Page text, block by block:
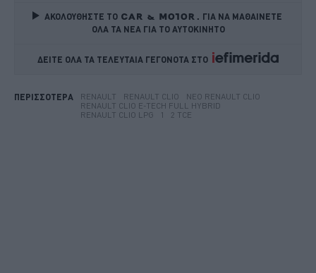
ΑΚΟΛΟΥΘΗΣΤΕ ΤΟ
ΓΙΑ ΝΑ ΜΑΘΑΙΝΕΤΕ
ΟΛΑ ΤΑ ΝΕΑ ΓΙΑ ΤΟ ΑΥΤΟΚΙΝΗΤΟ
ΔΕΙΤΕ ΟΛΑ ΤΑ ΤΕΛΕΥΤΑΙΑ ΓΕΓΟΝΟΤΑ ΣΤΟ
ΠΕΡΙΣΣΟΤΕΡΑ RENAULT RENAULT CLIO
ΝΈΟ RENAULT CLIO
RENAULT CLIO E-TECH FULL HYBRID
RENAULT CLIO LPG
1 2 TCE